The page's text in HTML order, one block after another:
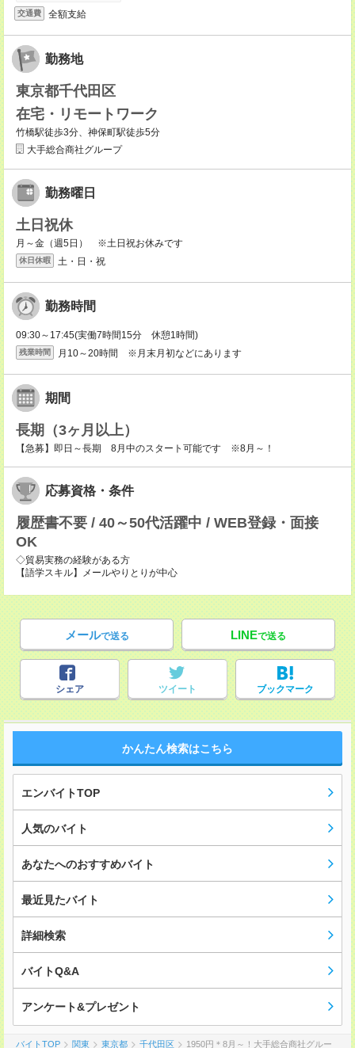
交通費 全額支給
勤務地
東京都千代田区
在宅・リモートワーク
竹橋駅徒歩3分、神保町駅徒歩5分
大手総合商社グループ
勤務曜日
土日祝休
月～金（週5日） ※土日祝お休みです
休日休暇 土・日・祝
勤務時間
09:30～17:45(実働7時間15分 休憩1時間)
残業時間 月10～20時間 ※月末月初などにあります
期間
長期（3ヶ月以上）
【急募】即日～長期 8月中のスタート可能です ※8月～！
応募資格・条件
履歴書不要 / 40～50代活躍中 / WEB登録・面接
OK
◇貿易実務の経験がある方
【語学スキル】メールやりとりが中心
メールで送る LINEで送る
シェア ツイート ブックマーク
かんたん検索はこちら
エンバイトTOP
人気のバイト
あなたへのおすすめバイト
最近見たバイト
詳細検索
バイトQ&A
アンケート&プレゼント
バイトTOP 関東 東京都 千代田区 1950円＊8月～！大手総合商社グルー